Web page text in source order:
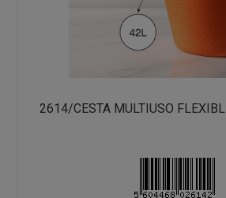
2614/CESTA MULTIUSO